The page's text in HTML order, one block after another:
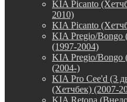
KIA Picanto
2010)
KIA Picanto
KIA Pregio/
(1997-2004)
KIA Pregio/
(2004-)
KIA Pro Cee'd (3
(Хетчбек) (2007-
KIA Retona